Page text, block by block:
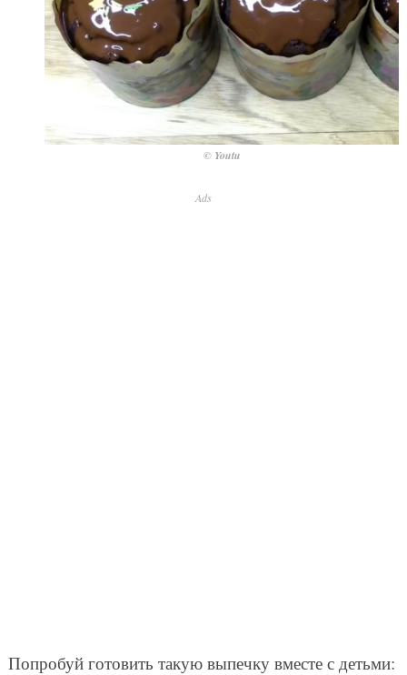
© Youtu
Ads
Попробуй готовить такую выпечку вместе с детьми: